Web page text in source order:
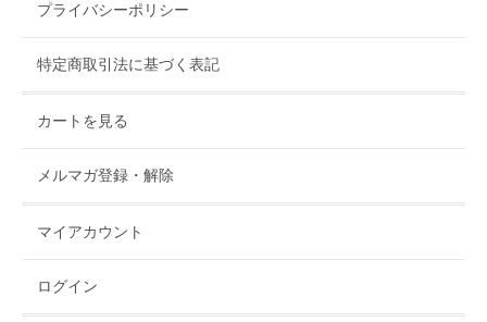
プライバシーポリシー
特定商取引法に基づく表記
カートを見る
メルマガ登録・解除
マイアカウント
ログイン